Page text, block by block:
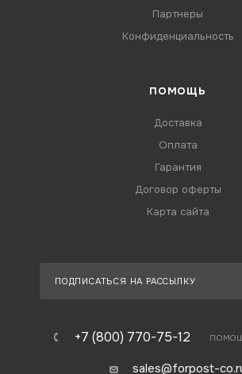
Партнеры
Конфиденциальность
ПОМОЩЬ
Доставка
Оплата
Гарантия
Договор оферты
Карта сайта
ПОДПИСАТЬСЯ НА РАССЫЛКУ
+7 (800) 770-75-12
sales@forpost-